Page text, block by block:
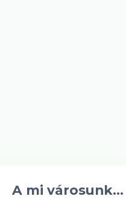
A mi városunk...